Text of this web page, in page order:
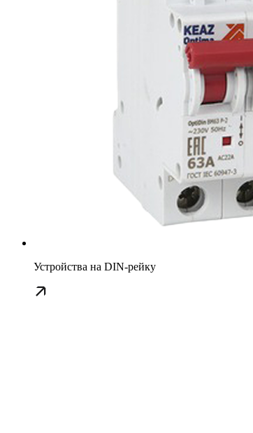
Устройства на DIN-рейку